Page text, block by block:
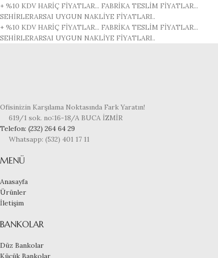
+ %10 KDV HARİÇ FİYATLAR... FABRİKA TESLİM FİYATLAR...
SEHİRLERARSAI UYGUN NAKLİYE FİYATLARI..
+ %10 KDV HARİÇ FİYATLAR... FABRİKA TESLİM FİYATLAR...
SEHİRLERARSAI UYGUN NAKLİYE FİYATLARI..
Ofisinizin Karşılama Noktasında Fark Yaratın!
619/1 sok. no:16-18/A BUCA İZMİR
Telefon: (232) 264 64 29
Whatsapp: (532) 401 17 11
MENÜ
Anasayfa
Ürünler
İletişim
BANKOLAR
Düz Bankolar
Küçük Bankolar